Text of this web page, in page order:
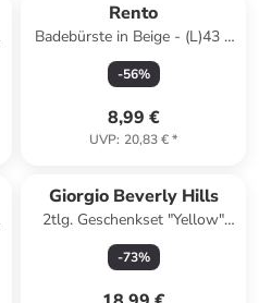
Rento
Badebürste in Beige - (L)43 x
(B)8 cm
-56%
8,99 €
UVP: 20,83 €*
Giorgio Beverly Hills
2tlg. Geschenkset "Yellow"
EdT & Bodylotion
-73%